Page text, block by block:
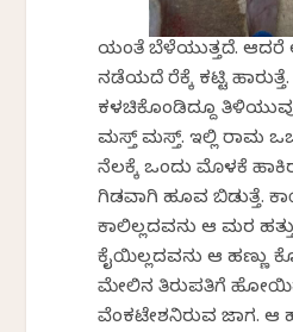
ಯಂತೆ ಬೆಳೆಯುತ್ತದೆ. ಆದರೆ
ನಡೆಯದೆ ರೆಕ್ಕೆ ಕಟ್ಟಿ
ಕಳಚಿಕೊಂಡಿದ್ದೂ
ಮಸ್ತ್ ಮಸ್ತ್. ಇಲ್ಲಿ ರಾಮ
ನೆಲಕ್ಕೆ ಒಂದು ಮೊಳಕೆ
ಗಿಡವಾಗಿ ಹೂವ ಬಿಡುತ್ತೆ.
ಕಾಲಿಲ್ಲದವನು ಆ ಮರ
ಕೈಯಿಲ್ಲದವನು ಆ ಹಣ್ಣು
ಮೇಲಿನ ತಿರುಪತಿಗೆ
ವೆಂಕಟೇಶನಿರುವ ಜಾಗ. ಆ